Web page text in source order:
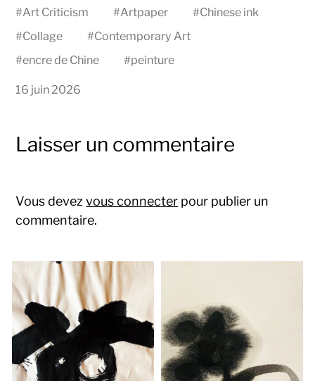
#Art Criticism #Artpaper #Chinese ink
#Collage #Contemporary Art
#encre de Chine #peinture
16 juin 2026
Laisser un commentaire
Vous devezvous connecter pour publier un
commentaire.